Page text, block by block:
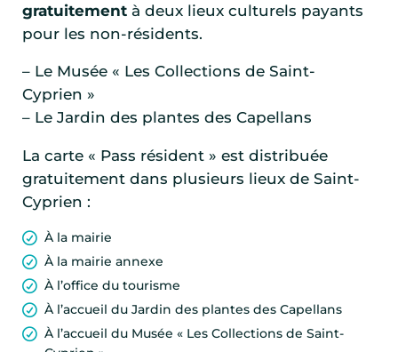
gratuitement à deux lieux culturels payants
pour les non-résidents.
– Le Musée « Les Collections de Saint-
Cyprien »
– Le Jardin des plantes des Capellans
La carte « Pass résident » est distribuée
gratuitement dans plusieurs lieux de Saint-
Cyprien :
À la mairie
À la mairie annexe
À l’office du tourisme
À l’accueil du Jardin des plantes des Capellans
À l’accueil du Musée « Les Collections de Saint-